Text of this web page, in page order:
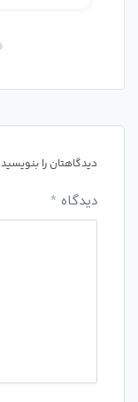
دیدگاهتان را بنویسید
دیدگاه *